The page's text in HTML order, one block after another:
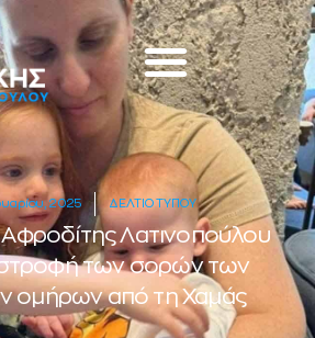
2025 ΔΕΛΤΙΟ ΤΥΠΟΥ
Λατινοπούλου
των σορών των
ομήρων από τη Χαμάς